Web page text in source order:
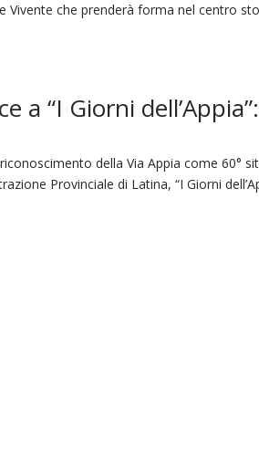
Vivente che prenderà forma nel centro
a “I Giorni
della Via Appia come 60°
Provinciale di Latina, “I Giorni